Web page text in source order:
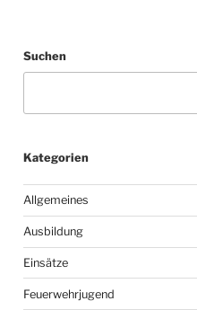
Suchen
Kategorien
Allgemeines
Ausbildung
Einsätze
Feuerwehrjugend